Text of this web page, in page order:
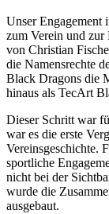
Unser Engagement
zum Verein und zur
von Christian
die Namensrechte
Black Dragons die
hinaus als TecArt
Dieser Schritt war
war es die erste
Vereinsgeschichte.
sportliche
nicht bei der
wurde die
ausgebaut.